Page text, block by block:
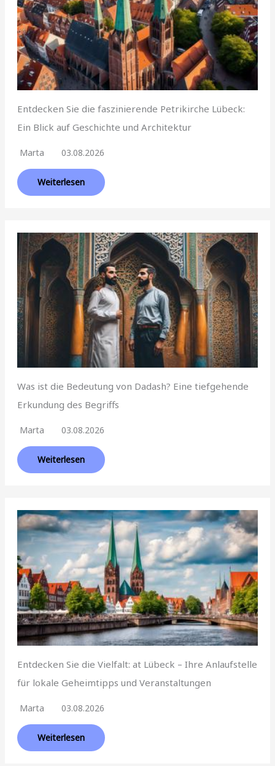
Entdecken Sie die faszinierende Petrikirche Lübeck:
Ein Blick auf Geschichte und Architektur
Marta 03.08.2026
Weiterlesen
Was ist die Bedeutung von Dadash? Eine tiefgehende
Erkundung des Begriffs
Marta 03.08.2026
Weiterlesen
Entdecken Sie die Vielfalt: at Lübeck – Ihre Anlaufstelle
für lokale Geheimtipps und Veranstaltungen
Marta 03.08.2026
Weiterlesen